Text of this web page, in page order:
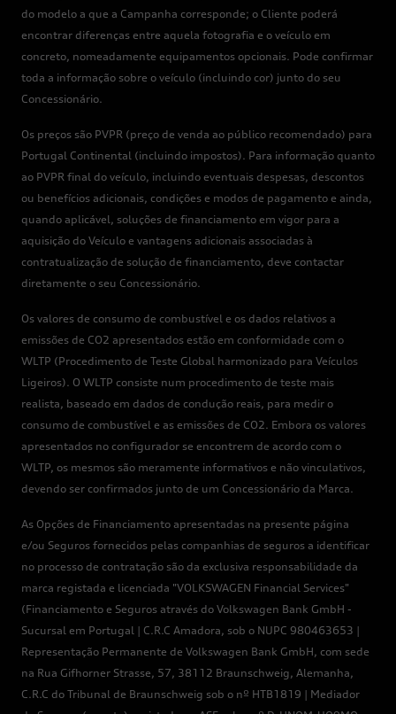
do modelo a que a Campanha corresponde; o Cliente poderá
encontrar diferenças entre aquela fotografia e o veículo em
concreto, nomeadamente equipamentos opcionais. Pode confirmar
toda a informação sobre o veículo (incluindo cor) junto do seu
Concessionário.
Os preços são PVPR (preço de venda ao público recomendado) para
Portugal Continental (incluindo impostos). Para informação quanto
ao PVPR final do veículo, incluindo eventuais despesas, descontos
ou benefícios adicionais, condições e modos de pagamento e ainda,
quando aplicável, soluções de financiamento em vigor para a
aquisição do Veículo e vantagens adicionais associadas à
contratualização de solução de financiamento, deve contactar
diretamente o seu Concessionário.
Os valores de consumo de combustível e os dados relativos a
emissões de CO2 apresentados estão em conformidade com o
WLTP (Procedimento de Teste Global harmonizado para Veículos
Ligeiros). O WLTP consiste num procedimento de teste mais
realista, baseado em dados de condução reais, para medir o
consumo de combustível e as emissões de CO2. Embora os valores
apresentados no configurador se encontrem de acordo com o
WLTP, os mesmos são meramente informativos e não vinculativos,
devendo ser confirmados junto de um Concessionário da Marca.
As Opções de Financiamento apresentadas na presente página
e/ou Seguros fornecidos pelas companhias de seguros a identificar
no processo de contratação são da exclusiva responsabilidade da
marca registada e licenciada "VOLKSWAGEN Financial Services"
(Financiamento e Seguros através do Volkswagen Bank GmbH -
Sucursal em Portugal | C.R.C Amadora, sob o NUPC 980463653 |
Representação Permanente de Volkswagen Bank GmbH, com sede
na Rua Gifhorner Strasse, 57, 38112 Braunschweig, Alemanha,
C.R.C do Tribunal de Braunschweig sob o nº HTB1819 | Mediador